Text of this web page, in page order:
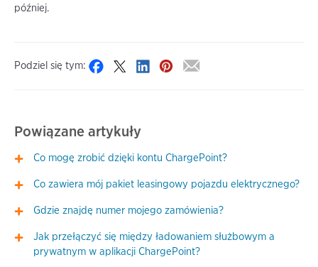
później.
Podziel się tym:
Powiązane artykuły
Co mogę zrobić dzięki kontu ChargePoint?
Co zawiera mój pakiet leasingowy pojazdu elektrycznego?
Gdzie znajdę numer mojego zamówienia?
Jak przełączyć się między ładowaniem służbowym a
prywatnym w aplikacji ChargePoint?